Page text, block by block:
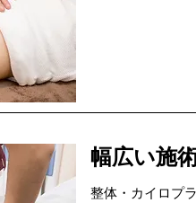
幅広い施
整体・カイロプ